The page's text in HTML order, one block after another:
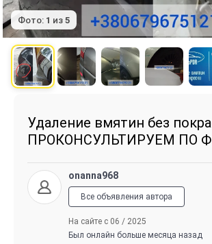
Фото: 1 из 5
Удаление вмятин без
ПРОКОНСУЛЬТИРУЕМ ПО
onanna968
Все объявления автора
На сайте с 06 / 2025
Был онлайн больше месяца назад